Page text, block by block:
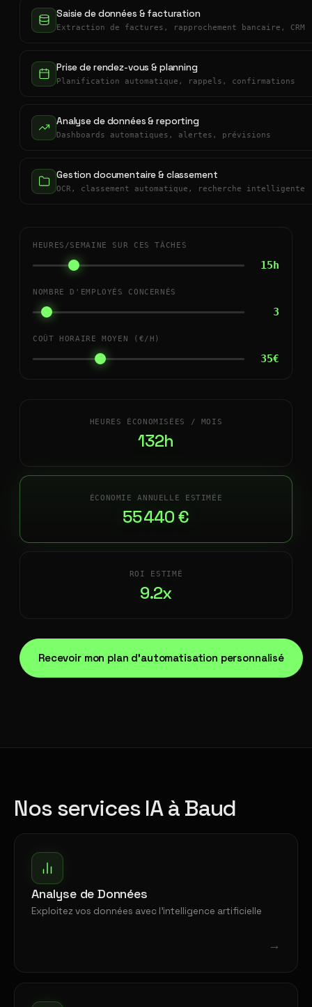
Saisie de données & facturation
Extraction de factures, rapprochement bancaire, CRM
Prise de rendez-vous & planning
Planification automatique, rappels, confirmations
Analyse de données & reporting
Dashboards automatiques, alertes, prévisions
Gestion documentaire & classement
OCR, classement automatique, recherche intelligente
HEURES/SEMAINE SUR CES TÂCHES
15h
NOMBRE D'EMPLOYÉS CONCERNÉS
3
COÛT HORAIRE MOYEN (€/H)
35€
HEURES ÉCONOMISÉES / MOIS
132h
ÉCONOMIE ANNUELLE ESTIMÉE
55 440 €
ROI ESTIMÉ
9.2x
Recevoir mon plan d'automatisation personnalisé
Nos services IA à Baud
Analyse de Données
Exploitez vos données avec l'intelligence artificielle
→